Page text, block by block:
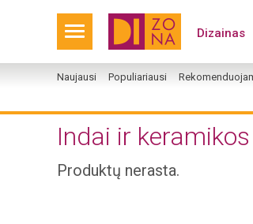
Dizainas
Naujausi Populiariausi
Indai ir
Produktų nerasta.